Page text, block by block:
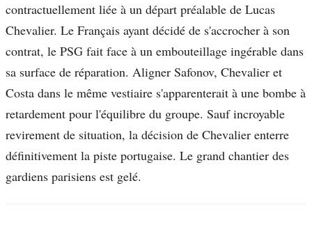
contractuellement liée à un départ préalable de Lucas
Chevalier. Le Français ayant décidé de s'accrocher à son
contrat, le PSG fait face à un embouteillage ingérable dans
sa surface de réparation. Aligner Safonov, Chevalier et
Costa dans le même vestiaire s'apparenterait à une bombe à
retardement pour l'équilibre du groupe. Sauf incroyable
revirement de situation, la décision de Chevalier enterre
définitivement la piste portugaise. Le grand chantier des
gardiens parisiens est gelé.